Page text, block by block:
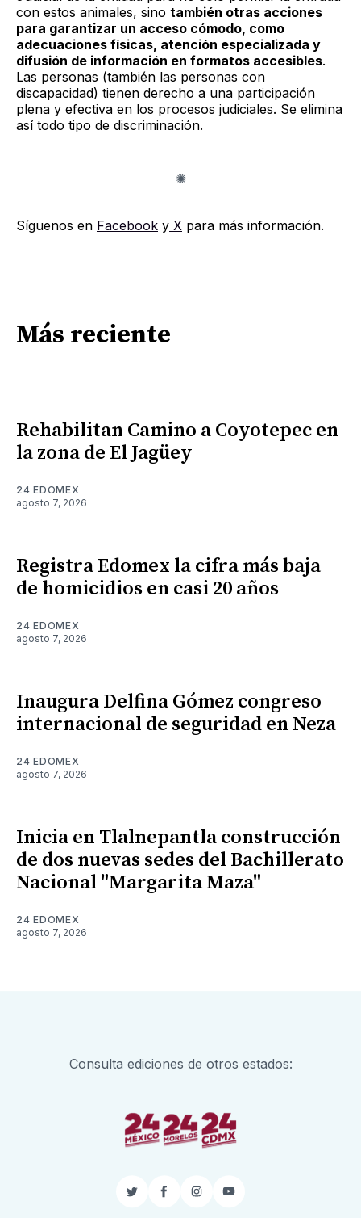
con estos animales, sino también otras acciones
para garantizar un acceso cómodo, como
adecuaciones físicas, atención especializada y
difusión de información en formatos accesibles.
Las personas (también las personas con
discapacidad) tienen derecho a una participación
plena y efectiva en los procesos judiciales. Se elimina
así todo tipo de discriminación.
Síguenos en Facebook y X para más información.
Más reciente
Rehabilitan Camino a Coyotepec en
la zona de El Jagüey
24 EDOMEX
agosto 7, 2026
Registra Edomex la cifra más baja
de homicidios en casi 20 años
24 EDOMEX
agosto 7, 2026
Inaugura Delfina Gómez congreso
internacional de seguridad en Neza
24 EDOMEX
agosto 7, 2026
Inicia en Tlalnepantla construcción
de dos nuevas sedes del Bachillerato
Nacional "Margarita Maza"
24 EDOMEX
agosto 7, 2026
Consulta ediciones de otros estados:
TwitterFacebook
InstagramYouTube